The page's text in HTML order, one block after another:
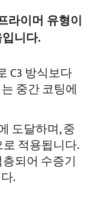
라이머 유형이
니다.
C3 방식보다
중간 코팅에
도달하며, 중
적용됩니다.
되어 수증기
.